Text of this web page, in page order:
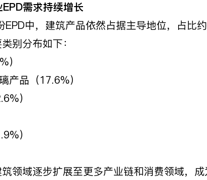
需求持续增长
中，建筑产品依然占据主导地位，占比
别分布如下：
产品（17.6%）
）
）
领域逐步扩展至更多产业链和消费领域，